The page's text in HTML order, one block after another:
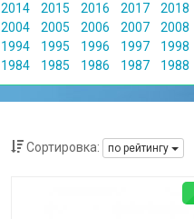
2014 2015 2016 2017 2018
2004 2005 2006 2007 2008
1994 1995 1996 1997 1998
1984 1985 1986 1987 1988
Сортировка: по рейтингу